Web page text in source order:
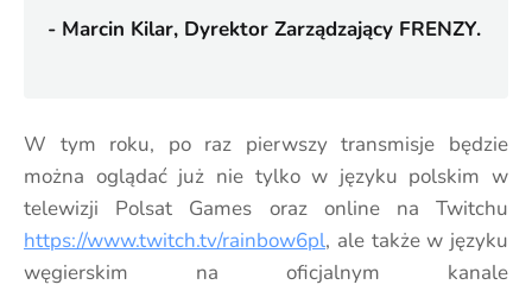
- Marcin Kilar, Dyrektor Zarządzający FRENZY.
W tym roku, po raz pierwszy transmisje będzie
można oglądać już nie tylko w języku polskim w
telewizji Polsat Games oraz online na Twitchu
https://www.twitch.tv/rainbow6pl, ale także w języku
węgierskim na oficjalnym kanale